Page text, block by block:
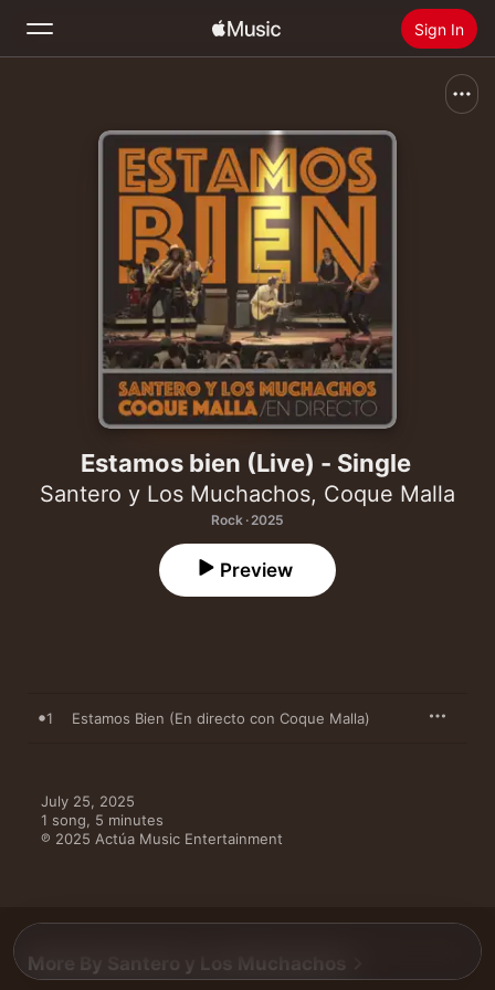
Sign In
Install Apple Music
Estamos bien (Live) - Single
Santero y Los Muchachos, Coque Malla
Rock · 2025
Preview
1 Estamos Bien (En directo con Coque Malla)
July 25, 2025
1 song, 5 minutes
℗ 2025 Actúa Music Entertainment
More By Santero y Los Muchachos